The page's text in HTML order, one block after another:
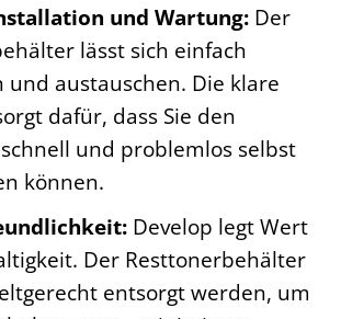
und Wartung:Der
lässt sich einfach
und austauschen. Die klare
dafür, dass Sie den
und problemlos selbst
können.
Develop legt Wert
Der Resttonerbehälter
entsorgt werden, um